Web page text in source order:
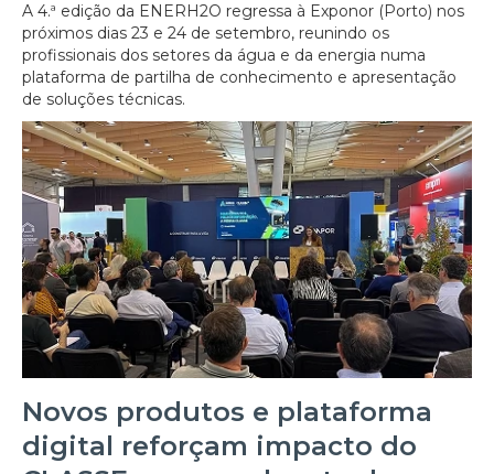
A 4.ª edição da ENERH2O regressa à Exponor (Porto) nos
próximos dias 23 e 24 de setembro, reunindo os
profissionais dos setores da água e da energia numa
plataforma de partilha de conhecimento e apresentação
de soluções técnicas.
Novos produtos e plataforma
digital reforçam impacto do